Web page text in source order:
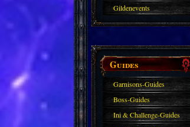
Gildenevents
Guides
Garnisons-Guides
Boss-Guides
Ini & Challenge-Guides